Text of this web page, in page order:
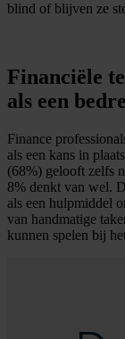
blind of blijven ze
Financiële
als een
Finance
als een kans in
(68%) gelooft zelfs
8% denkt van wel.
als een hulpmiddel
van handmatige
kunnen spelen bij